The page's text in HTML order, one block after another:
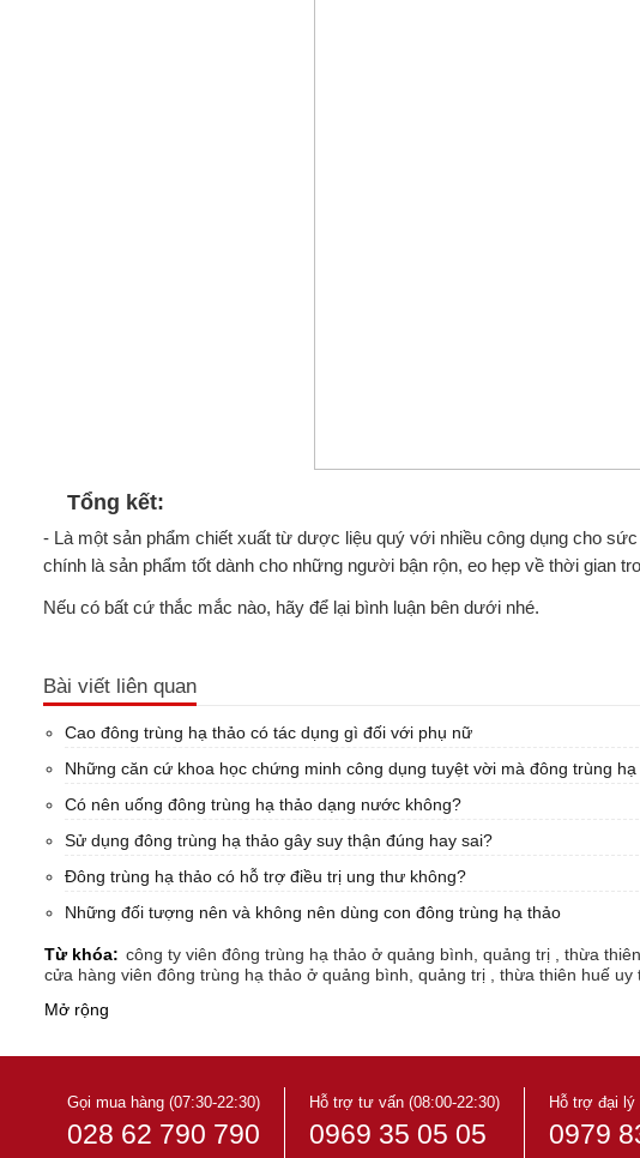
Tổng kết:
- Là một sản phẩm chiết xuất từ dược liệu quý với nhiều công dụng cho
chính là sản phẩm tốt dành cho những người bận rộn, eo hẹp về thời gian
Nếu có bất cứ thắc mắc nào, hãy để lại bình luận bên dưới nhé.
Bài viết liên quan
Cao đông trùng hạ thảo có tác dụng gì đối với phụ nữ
Những căn cứ khoa học chứng minh công dụng tuyệt vời mà đông trùng
Có nên uống đông trùng hạ thảo dạng nước không?
Sử dụng đông trùng hạ thảo gây suy thận đúng hay sai?
Đông trùng hạ thảo có hỗ trợ điều trị ung thư không?
Những đối tượng nên và không nên dùng con đông trùng hạ thảo
Từ khóa: công ty viên đông trùng hạ thảo ở quảng bình, quảng trị , thừa
cửa hàng viên đông trùng hạ thảo ở quảng bình, quảng trị , thừa thiên huế uy
nhà phân phối viên đông trùng hạ thảo ở quảng bình, quảng trị , thừa thiên
Đại lý viên đông trùng hạ thảo ở quảng bình, quảng trị , thừa thiên huế uy tín
Địa điểm mua viên đông trùng hạ thảo ở quảng bình, quảng trị , thừa thiên
Mở rộng
Gọi mua hàng (07:30-22:30)
028 62 790 790
Hỗ trợ tư vấn (08:00-22:30)
0969 35 05 05
Hỗ trợ đại lý
0979